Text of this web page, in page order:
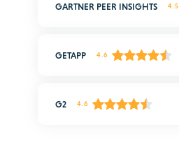
GARTNER PEER INSIGHTS 4.5
GETAPP 4.6
G2 4.6